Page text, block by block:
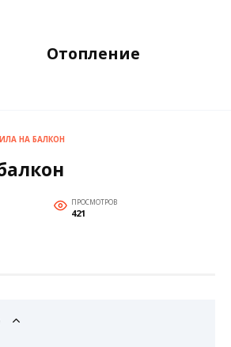
Отопление
НА БАЛКОН
ПРОСМОТРОВ
421